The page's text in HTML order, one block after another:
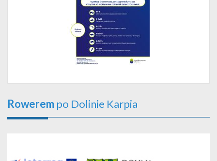
Rowerem po Dolinie Karpia